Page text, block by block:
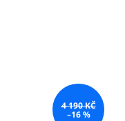
4 190 KČ
–16 %